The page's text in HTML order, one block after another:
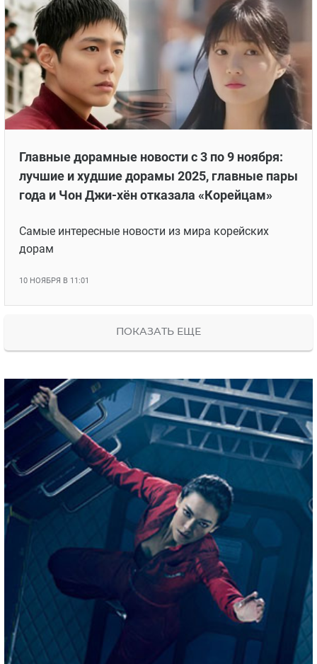
Главные дорамные новости с 3 по 9 ноября:
лучшие и худшие дорамы 2025, главные пары
года и Чон Джи-хён отказала «Корейцам»
Самые интересные новости из мира корейских
дорам
10 НОЯБРЯ В 11:01
ПОКАЗАТЬ ЕЩЕ